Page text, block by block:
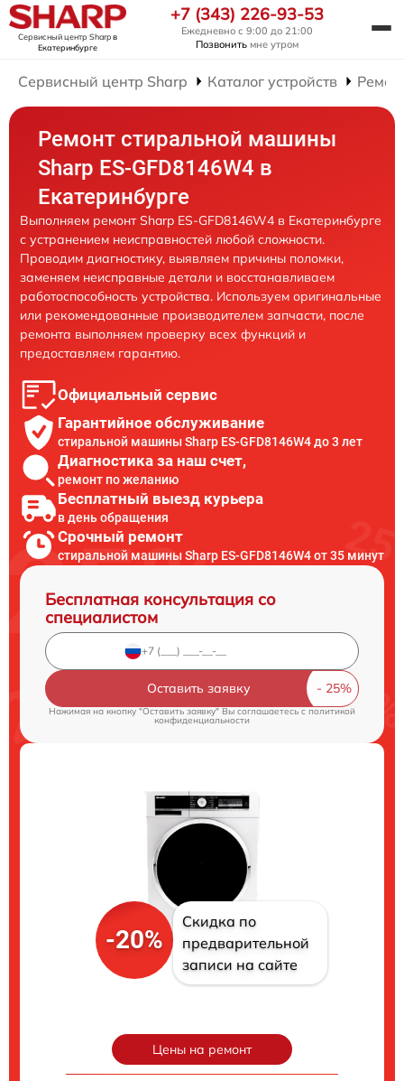
Сервисный центр Sharpв
Екатеринбурге
+7 (343) 226-93-53
Ежедневно с 9:00 до 21:00
Позвонить мне утром
Сервисный центр Sharp Каталог устройств
Ремонт стиральной машины
Sharp ES-GFD8146W4 в
Екатеринбурге
Выполняем ремонт Sharp ES-GFD8146W4 в Екатеринбурге
с устранением неисправностей любой сложности.
Проводим диагностику, выявляем причины поломки,
заменяем неисправные детали и восстанавливаем
работоспособность устройства. Используем оригинальные
или рекомендованные производителем запчасти, после
ремонта выполняем проверку всех функций и
предоставляем гарантию.
Официальный сервис
Гарантийное обслуживание
стиральной машины Sharp ES-GFD8146W4 до 3 лет
Диагностика за наш счет,
ремонт по желанию
Бесплатный выезд курьера
в день обращения
Срочный ремонт
стиральной машины Sharp ES-GFD8146W4 от 35 минут
Бесплатная консультация со
специалистом
Оставить заявку
Нажимая на кнопку "Оставить заявку" Вы соглашаетесь cполитикой
конфиденциальности
-20%
Скидка по
предварительной
записи на сайте
Цены на ремонт